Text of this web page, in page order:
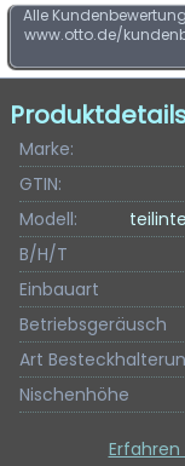
Alle
www.otto.de/
Marke:
GTIN:
Modell:
B/H/T
Einbauart
Betriebsgeräusch
Art
Nischenhöhe